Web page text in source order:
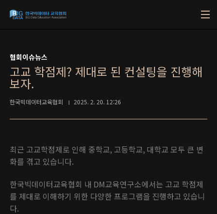
협회이슈뉴스
고교 학점제? 제대로 된 컨설팅을 진행해
보자.
한국빅데이터교육협회 2025. 2. 20. 12:26
최근 고교학점제로 인해 중학교, 고등학교, 대학교 모두 큰 변
화를 겪고 있습니다.
한국빅데이터교육협회 내 DM교육연구소에서는 고교 학점제
를 제대로 이해하기 위한 다양한 프로그램을 진행하고 있습니
다.